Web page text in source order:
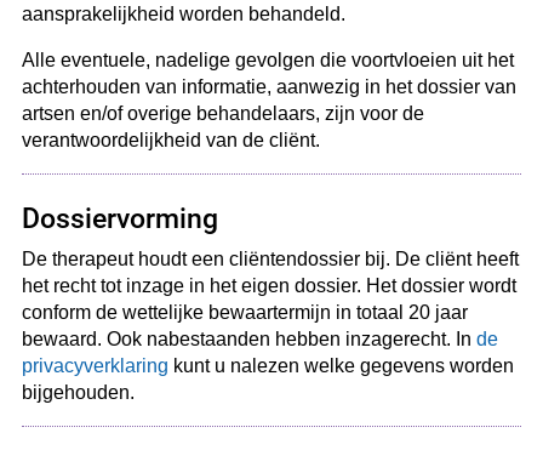
aansprakelijkheid worden behandeld.
Alle eventuele, nadelige gevolgen die voortvloeien uit het
achterhouden van informatie, aanwezig in het dossier van
artsen en/of overige behandelaars, zijn voor de
verantwoordelijkheid van de cliënt.
Dossiervorming
De therapeut houdt een cliëntendossier bij. De cliënt heeft
het recht tot inzage in het eigen dossier. Het dossier wordt
conform de wettelijke bewaartermijn in totaal 20 jaar
bewaard. Ook nabestaanden hebben inzagerecht. In de
privacyverklaring kunt u nalezen welke gegevens worden
bijgehouden.